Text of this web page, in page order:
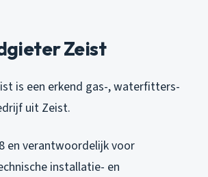
Zeist
is een erkend gas-, waterfitters-
uit Zeist.
en verantwoordelijk voor
installatie- en